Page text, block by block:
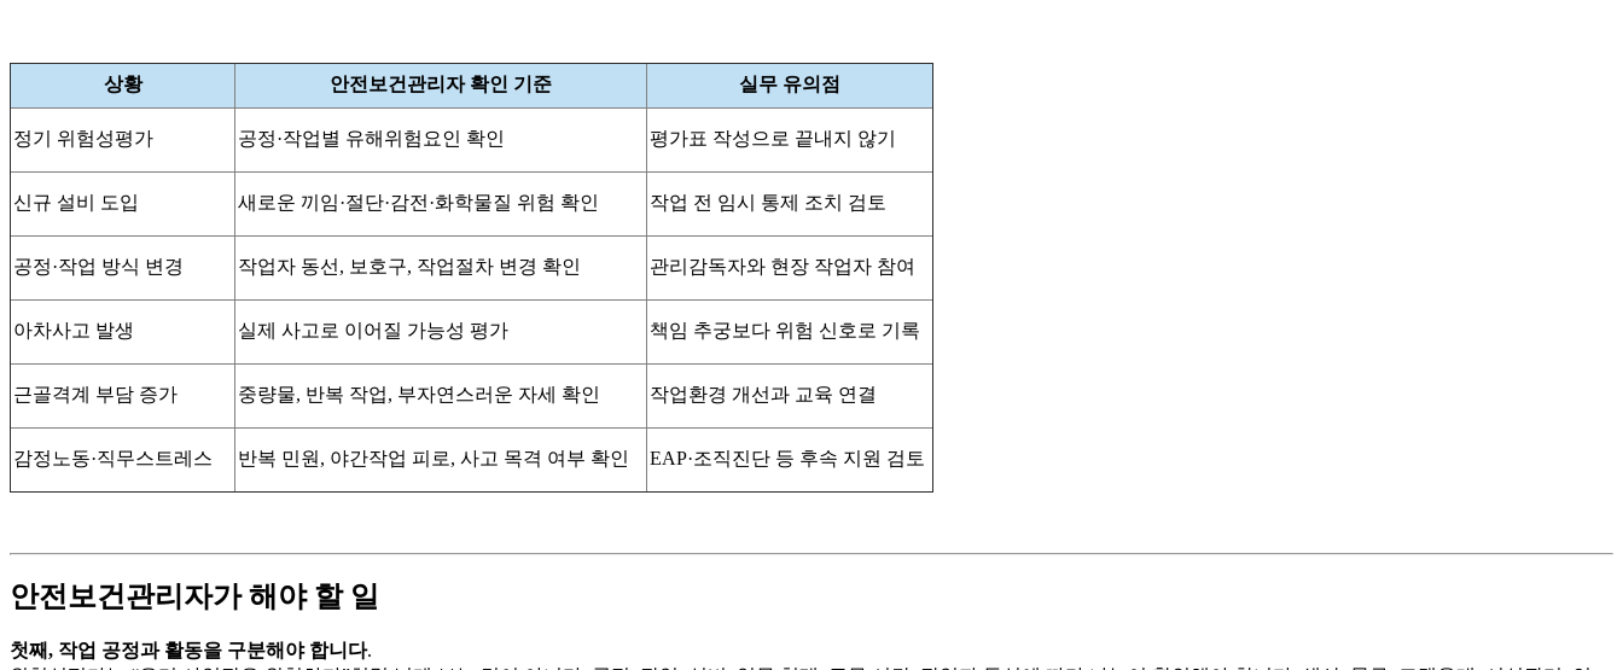
상황 안전보건관리자 확인 기준 실무 유의점
정기 위험성평가 공정·작업별 유해위험요인 확인 평가표 작성으로 끝내지 않기
신규 설비 도입 새로운 끼임·절단·감전·화학물질 위험 확인 작업 전 임시 통제 조치 검토
공정·작업 방식 변경 작업자 동선, 보호구, 작업절차 변경 확인 관리감독자와 현장 작업자 참여
아차사고 발생 실제 사고로 이어질 가능성 평가 책임 추궁보다 위험 신호로 기록
근골격계 부담 증가 중량물, 반복 작업, 부자연스러운 자세 확인 작업환경 개선과 교육 연결
감정노동·직무스트레스 반복 민원, 야간작업 피로, 사고 목격 여부 확인 EAP·조직진단 등 후속 지원 검토
안전보건관리자가 해야 할 일
첫째, 작업 공정과 활동을 구분해야 합니다.